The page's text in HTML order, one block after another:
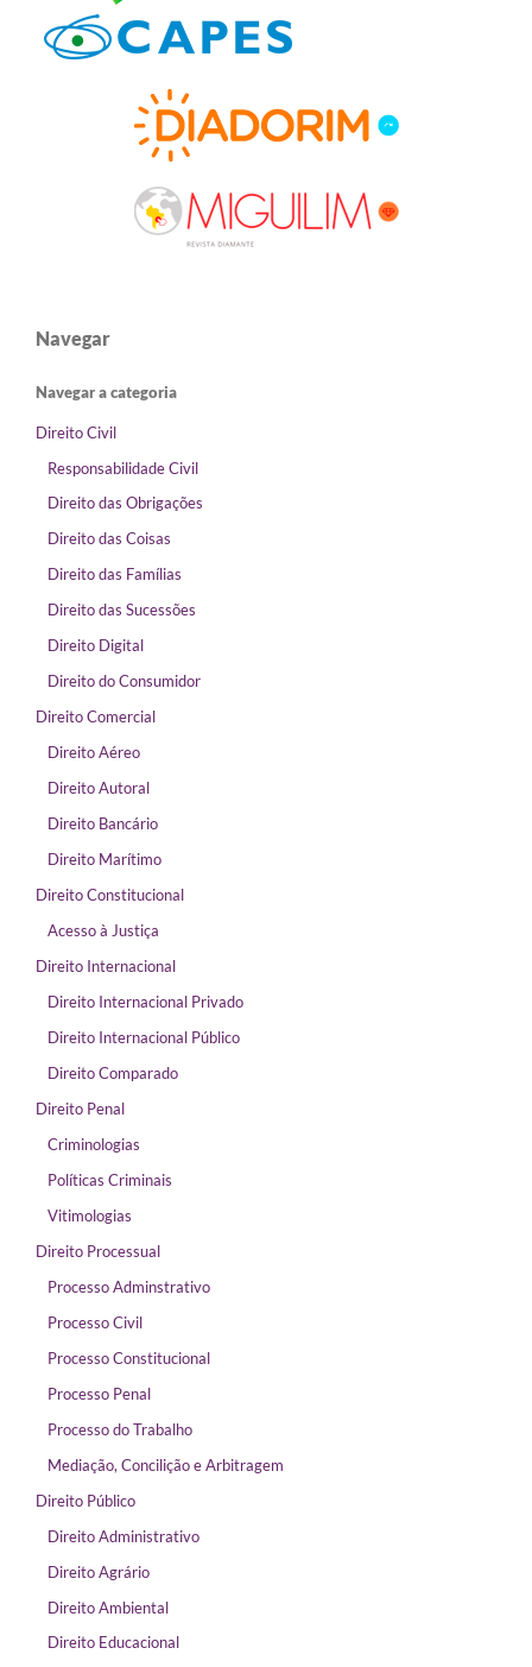
Navegar
Navegar a categoria
Direito Civil
Responsabilidade Civil
Direito das Obrigações
Direito das Coisas
Direito das Famílias
Direito das Sucessões
Direito Digital
Direito do Consumidor
Direito Comercial
Direito Aéreo
Direito Autoral
Direito Bancário
Direito Marítimo
Direito Constitucional
Acesso à Justiça
Direito Internacional
Direito Internacional Privado
Direito Internacional Público
Direito Comparado
Direito Penal
Criminologias
Políticas Criminais
Vitimologias
Direito Processual
Processo Adminstrativo
Processo Civil
Processo Constitucional
Processo Penal
Processo do Trabalho
Mediação, Concilição e Arbitragem
Direito Público
Direito Administrativo
Direito Agrário
Direito Ambiental
Direito Educacional